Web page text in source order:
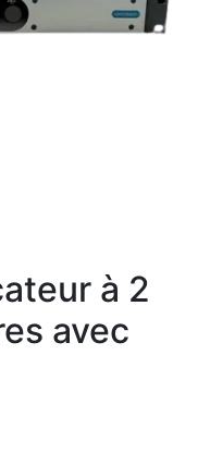
à 2
avec